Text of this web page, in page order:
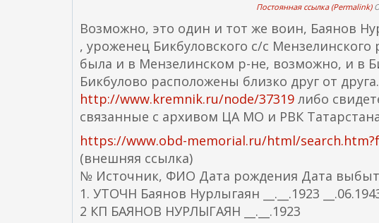
Постоянная ссылка (Permalink)
Возможно, это один и тот же воин, Баянов
, уроженец Бикбуловского с/с
была и в Мензелинском р-не, возможно, и в
Бикбулово расположены близко друг от
http://www.kremnik.ru/node/37319 либо
связанные с архивом ЦА МО и РВК
https://www.obd-memorial.ru/html/
(внешняя ссылка)
№ Источник, ФИО Дата рождения Дата
1. УТОЧН Баянов Нурлыгаян __.__.1923
2 КП БАЯНОВ НУРЛЫГАЯН __.__.1923